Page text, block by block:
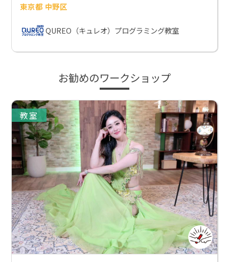
東京都 中野区
QUREO（キュレオ）プログラミング教室
お勧めのワークショップ
教室